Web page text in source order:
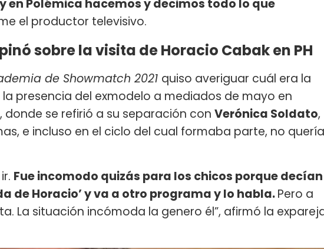
en Polémica hacemos y decimos todo lo que
el productor televisivo.
sobre la visita de Horacio Cabak en PH
de Showmatch 2021 quiso averiguar cuál era la
presencia del exmodelo a mediados de mayo en
se refirió a su separación con Verónica Soldato,
e incluso en el ciclo del cual formaba parte, no quería
Fue incomodo quizás para los chicos porque decían
de Horacio’ y va a otro programa y lo habla.Pero a
La situación incómoda la genero él”, afirmó la